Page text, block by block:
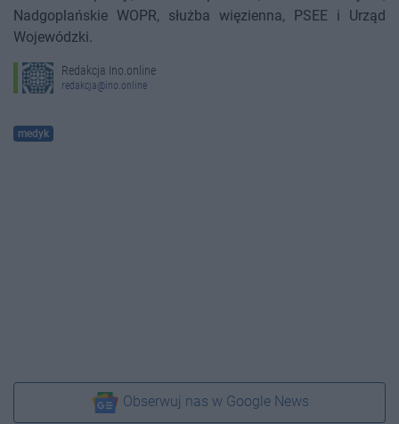
Nadgoplańskie WOPR, służba więzienna, PSEE i Urząd
Wojewódzki.
Redakcja Ino.online
redakcja@ino.online
medyk
Obserwuj nas w Google News